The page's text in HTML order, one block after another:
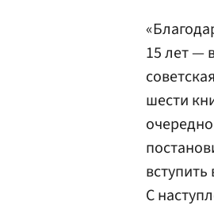
15 лет —
шести
С